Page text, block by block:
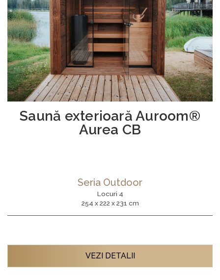
Saună exterioară Auroom®
Aurea CB
Seria Outdoor
Locuri 4
254 x 222 x 231 cm
VEZI DETALII